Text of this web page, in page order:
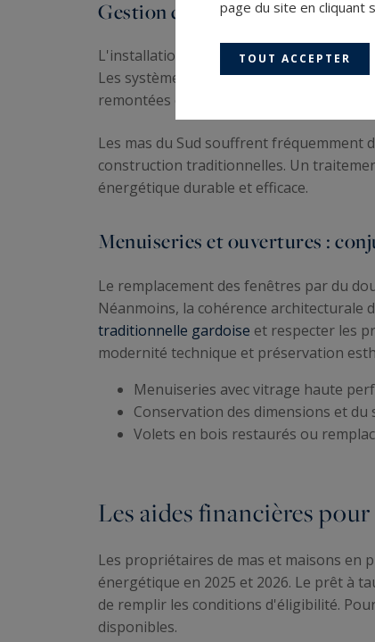
Gestion de l'humidité et
L'installation d'une VMC adaptée au
Les systèmes de ventilation modernes
remontées capillaires, des barrières
Les mas du Sud souffrent fréquemment
construction traditionnelles. Un
énergétique durable et efficace.
Menuiseries et ouvertures :
Le remplacement des fenêtres par du
Néanmoins, la cohérence architecturale
traditionnelle gardoise et respecter les
modernité technique et préservation
Menuiseries avec vitrage haute
Conservation des dimensions et du
Volets en bois restaurés ou
Les aides financières
Les propriétaires de mas et maisons en
énergétique en 2025 et 2026. Le prêt à
de remplir les conditions d'éligibilité.
disponibles.
page du site en cliquant
TOUT ACCEPTER